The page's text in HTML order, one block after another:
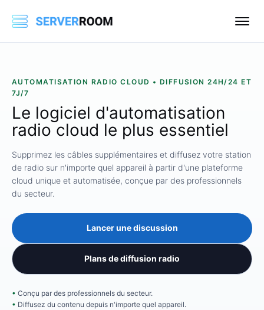
AUTOMATISATION RADIO CLOUD • DIFFUSION 24H/24 ET
7J/7
Le logiciel d'automatisation
radio cloud le plus essentiel
Supprimez les câbles supplémentaires et diffusez votre station
de radio sur n'importe quel appareil à partir d'une plateforme
cloud unique et automatisée, conçue par des professionnels
du secteur.
Lancer une discussion
Plans de diffusion radio
Conçu par des professionnels du secteur.
Diffusez du contenu depuis n'importe quel appareil.